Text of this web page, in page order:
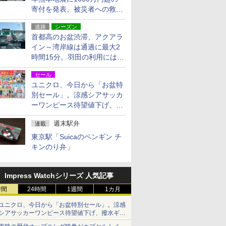
寄付を発表。被災者への救援
活動・復旧支援
道路 シーズン
首都高のお盆渋滞、アクアラ
イン～湾岸線は通過に最大2
時間15分。羽田の利用には
「空港西出口」の利用検討を
セール
ユニクロ、今日から「お盆特
別セール」。涼感シアサッカ
ーワンピース待望値下げ、撥
水ギアショーツは1990円に
連載 週末駅弁
東京駅「Suicaのペンギン チ
キンのり弁」
Impress Watchシリーズ 人気記事
24時間 1週間 1カ月
ニクロ、今日から「お盆特別セール」。涼感
アサッカーワンピース待望値下げ、撥水ギア
ョーツは1990円に